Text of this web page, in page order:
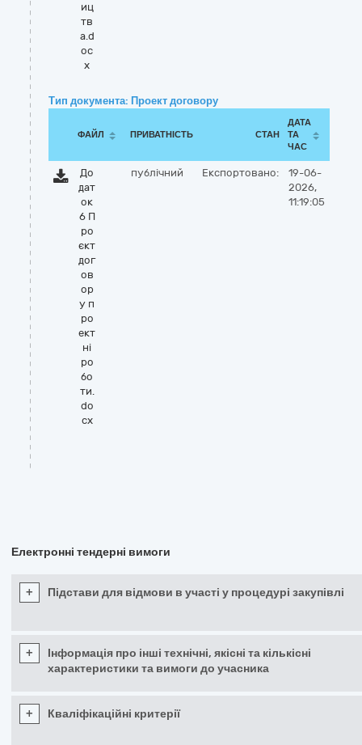
иц
тв
а.d
oc
x
Тип документа: Проект договору
ФАЙЛ ПРИВАТНІСТЬ СТАН
ДАТА
ТА
ЧАС
До
дат
ок
6 П
ро
єкт
дог
ов
ор
у п
ро
ект
ні
ро
бо
ти.
do
cx
публічний Експортовано:
19-06-
2026,
11:19:05
Електронні тендерні вимоги
+ Підстави для відмови в участі у процедурі закупівлі
+
Інформація про інші технічні, якісні та кількісні
характеристики та вимоги до учасника
+ Кваліфікаційні критерії